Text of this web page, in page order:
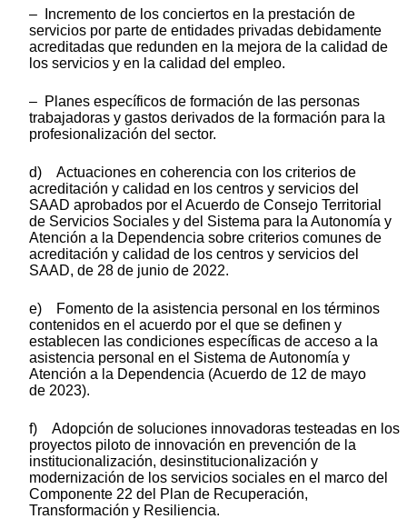
– Incremento de los conciertos en la prestación de
servicios por parte de entidades privadas debidamente
acreditadas que redunden en la mejora de la calidad de
los servicios y en la calidad del empleo.
– Planes específicos de formación de las personas
trabajadoras y gastos derivados de la formación para la
profesionalización del sector.
d) Actuaciones en coherencia con los criterios de
acreditación y calidad en los centros y servicios del
SAAD aprobados por el Acuerdo de Consejo Territorial
de Servicios Sociales y del Sistema para la Autonomía y
Atención a la Dependencia sobre criterios comunes de
acreditación y calidad de los centros y servicios del
SAAD, de 28 de junio de 2022.
e) Fomento de la asistencia personal en los términos
contenidos en el acuerdo por el que se definen y
establecen las condiciones específicas de acceso a la
asistencia personal en el Sistema de Autonomía y
Atención a la Dependencia (Acuerdo de 12 de mayo
de 2023).
f) Adopción de soluciones innovadoras testeadas en los
proyectos piloto de innovación en prevención de la
institucionalización, desinstitucionalización y
modernización de los servicios sociales en el marco del
Componente 22 del Plan de Recuperación,
Transformación y Resiliencia.